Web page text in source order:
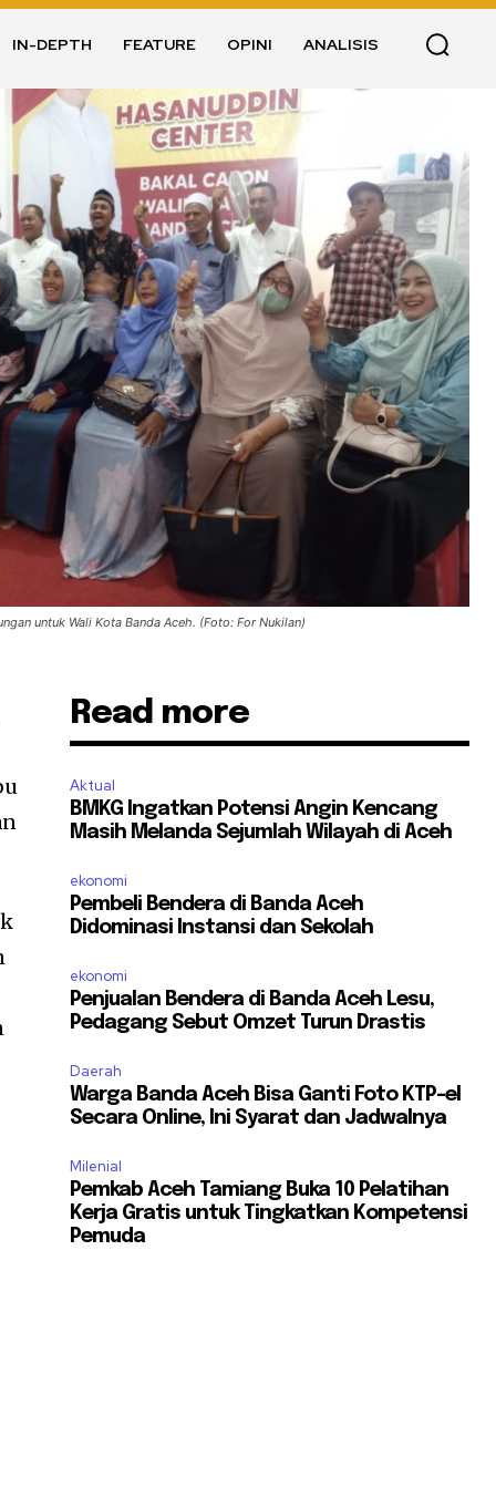
IN-DEPTH FEATURE OPINI ANALISIS
untuk Wali Kota Banda Aceh. (Foto: For Nukilan)
Read more
Aktual
BMKG Ingatkan Potensi Angin Kencang
Masih Melanda Sejumlah Wilayah di Aceh
ekonomi
Pembeli Bendera di Banda Aceh
Didominasi Instansi dan Sekolah
ekonomi
Penjualan Bendera di Banda Aceh Lesu,
Pedagang Sebut Omzet Turun Drastis
Daerah
Warga Banda Aceh Bisa Ganti Foto KTP-el
Secara Online, Ini Syarat dan Jadwalnya
Milenial
Pemkab Aceh Tamiang Buka 10 Pelatihan
Kerja Gratis untuk Tingkatkan Kompetensi
Pemuda